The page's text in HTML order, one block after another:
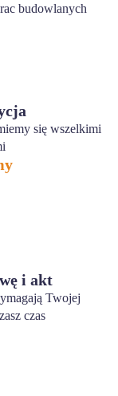
budowlanych
się wszelkimi
i akt
Twojej
czas